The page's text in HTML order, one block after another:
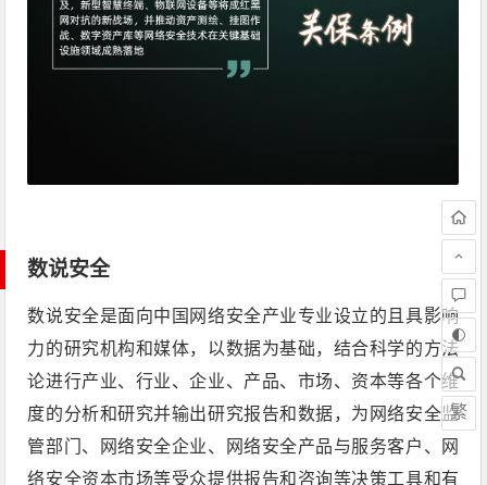
数说安全
数说安全是面向中国网络安全产业专业设立的且具影响
力的研究机构和媒体，以数据为基础，结合科学的方法
论进行产业、行业、企业、产品、市场、资本等各个维
度的分析和研究并输出研究报告和数据，为网络安全监
管部门、网络安全企业、网络安全产品与服务客户、网
络安全资本市场等受众提供报告和咨询等决策工具和有
繁